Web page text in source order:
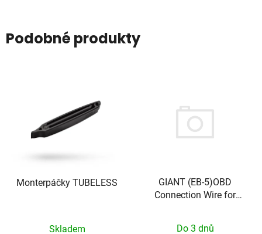
Podobné produkty
Monterpáčky TUBELESS
Skladem
GIANT (EB-5)OBD
Connection Wire for
Do 3 dnů